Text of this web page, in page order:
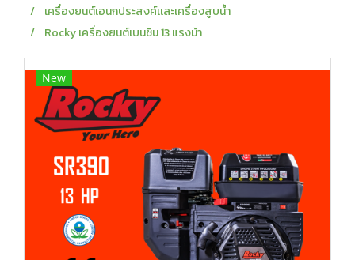
เครื่องยนต์เอนกประสงค์เเละเครื่องสูบน้ำ
Rocky เครื่องยนต์เบนซิน 13 แรงม้า
New